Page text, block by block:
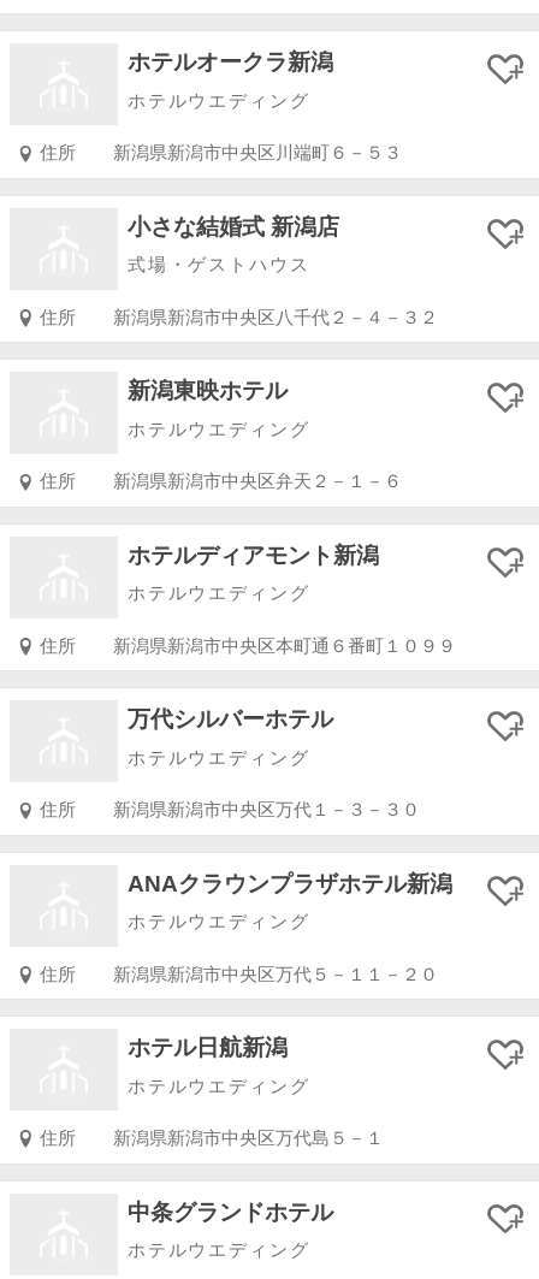
ホテルオークラ新潟
ホテルウエディング
住所 新潟県新潟市中央区川端町６－５３
小さな結婚式 新潟店
式場・ゲストハウス
住所 新潟県新潟市中央区八千代２－４－３２
新潟東映ホテル
ホテルウエディング
住所 新潟県新潟市中央区弁天２－１－６
ホテルディアモント新潟
ホテルウエディング
住所 新潟県新潟市中央区本町通６番町１０９９
万代シルバーホテル
ホテルウエディング
住所 新潟県新潟市中央区万代１－３－３０
ANAクラウンプラザホテル新潟
ホテルウエディング
住所 新潟県新潟市中央区万代５－１１－２０
ホテル日航新潟
ホテルウエディング
住所 新潟県新潟市中央区万代島５－１
中条グランドホテル
ホテルウエディング